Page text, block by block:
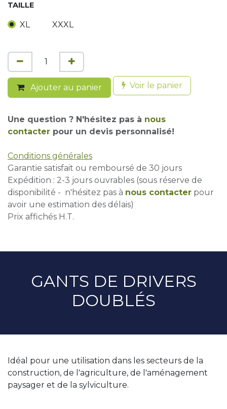
TAILLE
XL XXXL
Ajouter au panier Voir le panier
Une question ? N'hésitez pas à nous
contacter pour un devis personnalisé!
Conditions générales
Garantie satisfait ou remboursé de 30 jours
Expédition : 2-3 jours ouvrables (sous réserve de
disponibilité - n'hésitez pas à nous contacter pour
avoir une estimation des délais)
Prix affichés H.T.
GANTS DE DRIVERS
DOUBLÉS
Idéal pour une utilisation dans les secteurs de la
construction, de l'agriculture, de l'aménagement
paysager et de la sylviculture.